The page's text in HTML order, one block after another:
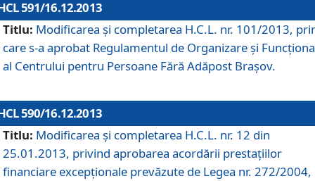
591/16.12.2013
Titlu: Modificarea şi completarea H.C.L. nr. 101/2013,
care s-a aprobat Regulamentul de Organizare şi
al Centrului pentru Persoane Fără Adăpost Braşov.
590/16.12.2013
Titlu: Modificarea şi completarea H.C.L. nr. 12 din
25.01.2013, privind aprobarea acordării prestaţiilor
financiare excepţionale prevăzute de Legea nr. 272/2004,